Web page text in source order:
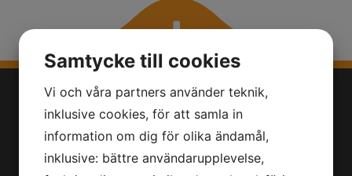
Samtycke till cookies
Vi och våra partners använder teknik,
inklusive cookies, för att samla in
information om dig för olika ändamål,
inklusive: bättre användarupplevelse,